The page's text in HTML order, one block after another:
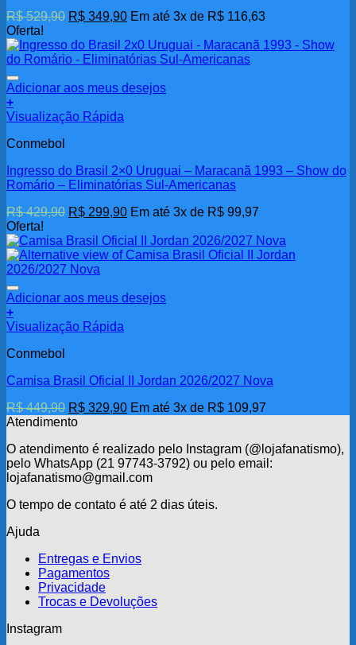
opções
podem
ser
escolhidas
na
página
do
produto
R$529,90 O
original
era:
R$ 349,90O
atual
é:
Em até 3x de R$ 116,63
Oferta!
Adicionar aos meus desejos
+
Visualização Rápida
Conmebol
Ingresso do Brasil 2×0 Uruguai – Maracanã 1993 – Show do
Romário – Eliminatórias Sul-Americanas
R$429,90 O
original
era:
R$ 429,90.
R$ 299,90O
atual
é:
Em até 3x de R$ 99,97
Oferta!
Adicionar aos meus desejos
+
Este
tem
variantes.
opções
podem
escolhidas
na
página
do
produto
Visualização Rápida
Conmebol
Camisa Brasil Oficial II Jordan 2026/2027 Nova
R$449,90 O
preço
era:
R$ 449,90.
R$ 329,90O
é:
R$ 329,90.
Em até 3x de R$ 109,97
Atendimento
O atendimento é realizado pelo Instagram (@lojafanatismo),
pelo WhatsApp (21 97743-3792) ou pelo email:
lojafanatismo@gmail.com
O tempo de contato é até 2 dias úteis.
Ajuda
Entregas e Envios
Pagamentos
Privacidade
Trocas e Devoluções
Instagram